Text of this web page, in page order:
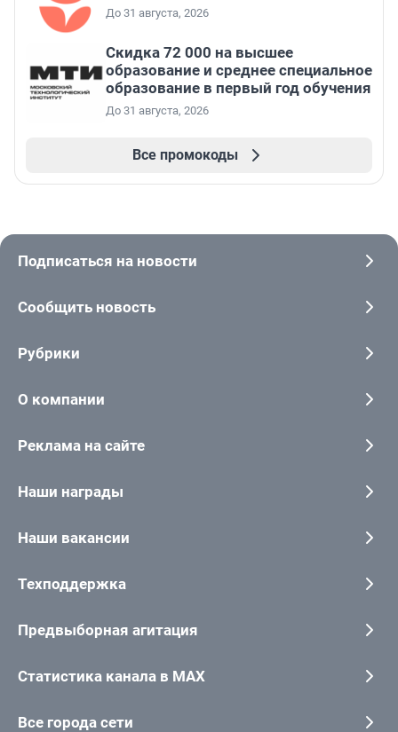
До 31 августа, 2026
Скидка 72 000 на высшее
образование и среднее специальное
образование в первый год обучения
До 31 августа, 2026
Все промокоды
Подписаться на новости
Сообщить новость
Рубрики
О компании
Реклама на сайте
Наши награды
Наши вакансии
Техподдержка
Предвыборная агитация
Статистика канала в MAX
Все города сети